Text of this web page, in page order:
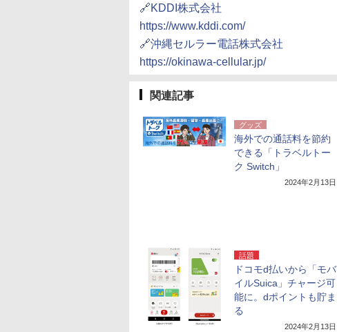
🔗KDDI株式会社
https://www.kddi.com/
🔗沖縄セルラー電話株式会社
https://okinawa-cellular.jp/
関連記事
グッズ
海外での通話料を節約
できる「トラベルトー
ク Switch」
2024年2月13日
話題
ドコモd払いから「モバ
イルSuica」チャージ可
能に。dポイントも貯ま
る
2024年2月13日